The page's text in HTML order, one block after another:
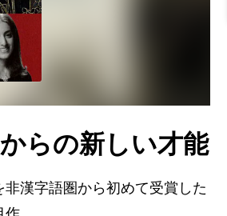
らの新しい才能
漢字語圏から初めて受賞した